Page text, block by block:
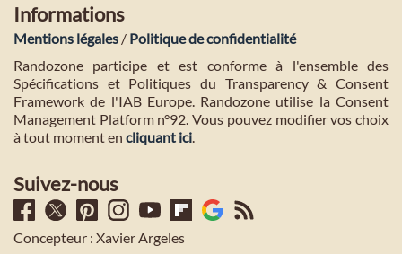
Informations
Mentions légales / Politique de confidentialité
Randozone participe et est conforme à l'ensemble des
Spécifications et Politiques du Transparency & Consent
Framework de l'IAB Europe. Randozone utilise la Consent
Management Platform n°92. Vous pouvez modifier vos choix
à tout moment en cliquant ici
Suivez-nous
Concepteur : Xavier Argeles